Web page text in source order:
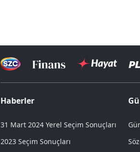
Haberler
31 Mart 2024 Yerel Seçim Sonuçları
2023 Seçim Sonuçları